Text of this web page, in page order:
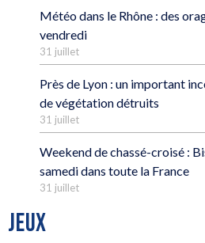
Météo dans le Rhône : des
vendredi
31 juillet
Près de Lyon : un important
de végétation détruits
31 juillet
Weekend de chassé-croisé :
samedi dans toute la France
31 juillet
JEUX